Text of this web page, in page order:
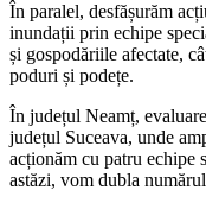
În paralel, desfășurăm
inundații prin echipe
și gospodăriile afectate,
poduri și podețe.
În județul Neamț,
județul Suceava, unde
acționăm cu patru echipe
astăzi, vom dubla